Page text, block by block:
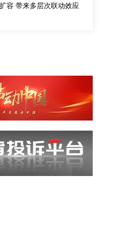
容 带来多层次联动效应